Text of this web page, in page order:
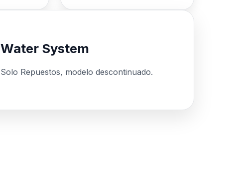
Water System
Solo Repuestos, modelo descontinuado.